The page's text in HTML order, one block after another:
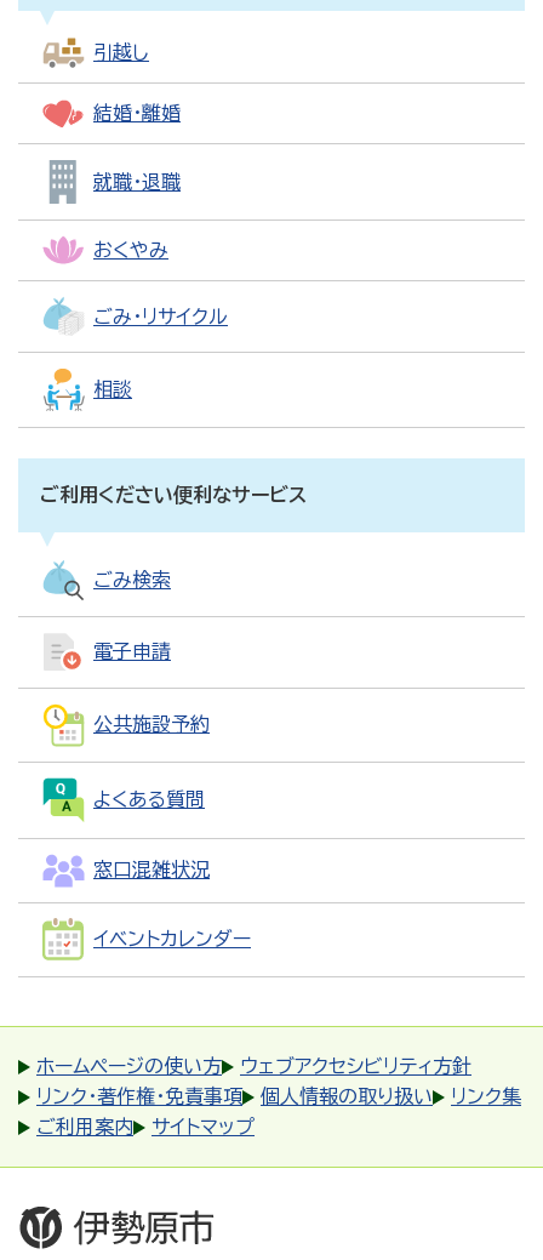
引越し
結婚・離婚
就職・退職
おくやみ
ごみ・リサイクル
相談
ご利用ください便利なサービス
ごみ検索
電子申請
公共施設予約
よくある質問
窓口混雑状況
イベントカレンダー
ホームページの使い方
ウェブアクセシビリティ方針
リンク・著作権・免責事項
個人情報の取り扱い
リンク集
ご利用案内
サイトマップ